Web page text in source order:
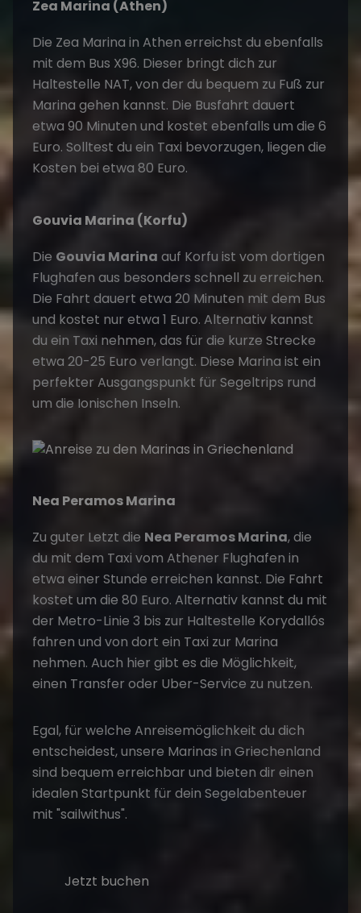
Zea Marina (Athen)
Die Zea Marina in Athen erreichst du ebenfalls
mit dem Bus X96. Dieser bringt dich zur
Haltestelle NAT, von der du bequem zu Fuß zur
Marina gehen kannst. Die Busfahrt dauert
etwa 90 Minuten und kostet ebenfalls um die 6
Euro. Solltest du ein Taxi bevorzugen, liegen die
Kosten bei etwa 80 Euro.
Gouvia Marina (Korfu)
Die Gouvia Marina auf Korfu ist vom dortigen
Flughafen aus besonders schnell zu erreichen.
Die Fahrt dauert etwa 20 Minuten mit dem Bus
und kostet nur etwa 1 Euro. Alternativ kannst
du ein Taxi nehmen, das für die kurze Strecke
etwa 20-25 Euro verlangt. Diese Marina ist ein
perfekter Ausgangspunkt für Segeltrips rund
um die Ionischen Inseln.
Nea Peramos Marina
Zu guter Letzt die Nea Peramos Marina, die
du mit dem Taxi vom Athener Flughafen in
etwa einer Stunde erreichen kannst. Die Fahrt
kostet um die 80 Euro. Alternativ kannst du mit
der Metro-Linie 3 bis zur Haltestelle Korydallós
fahren und von dort ein Taxi zur Marina
nehmen. Auch hier gibt es die Möglichkeit,
einen Transfer oder Uber-Service zu nutzen.
Egal, für welche Anreisemöglichkeit du dich
entscheidest, unsere Marinas in Griechenland
sind bequem erreichbar und bieten dir einen
idealen Startpunkt für dein Segelabenteuer
mit "sailwithus".
Jetzt buchen